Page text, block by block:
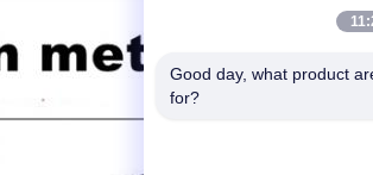
Good day, what product
for?